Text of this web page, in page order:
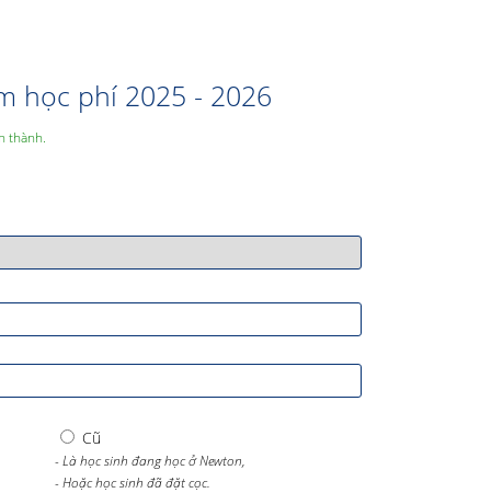
học phí 2025 - 2026
thành.
Cũ
- Là học sinh đang học ở Newton,
- Hoặc học sinh đã đặt cọc.